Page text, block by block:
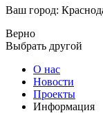
Ваш город:
Верно
Выбрать другой
О нас
Новости
Проекты
Информация